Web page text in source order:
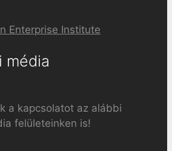
média
a kapcsolatot az alábbi
felületeinken is!